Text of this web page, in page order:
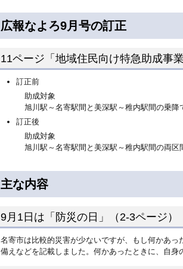
広報なよろ9月号の訂正
11ページ「地域住民向け特急助成事
訂正前
助成対象
旭川駅～名寄駅間と美深駅～稚内駅間の乗降
訂正後
助成対象
旭川駅～名寄駅間と美深駅～稚内駅間の両
主な内容
9月1日は「防災の日」（2-3ページ）
名寄市は比較的災害が少ないですが、もし何かあ
備えなどを記載しました。何かあったときに、自身